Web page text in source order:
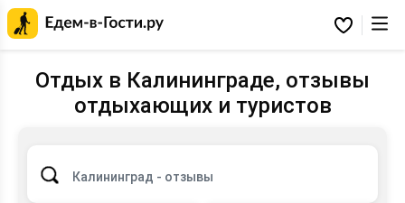
Избранное
Отдых в Калининграде, отзывы
отдыхающих и туристов
Калининград - отзывы